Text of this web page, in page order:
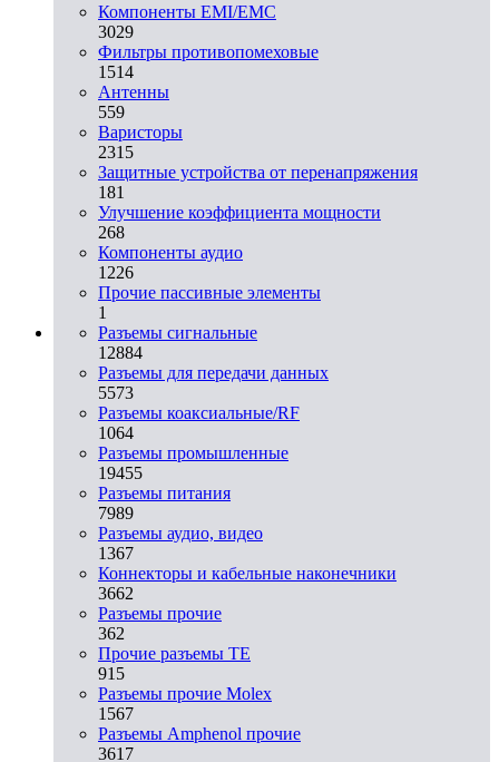
Компоненты EMI/EMC
3029
Фильтры противопомеховые
1514
Антенны
559
Варисторы
2315
Защитные устройства от перенапряжения
181
Улучшение коэффициента мощности
268
Компоненты аудио
1226
Прочие пассивные элементы
1
Разъeмы сигнальные
12884
Разъeмы для передачи данных
5573
Разъeмы коаксиальные/RF
1064
Разъeмы промышленные
19455
Разъeмы питания
7989
Разъeмы аудио, видео
1367
Коннекторы и кабельные наконечники
3662
Разъeмы прочие
362
Прочие разъемы TE
915
Разъемы прочие Molex
1567
Разъемы Amphenol прочие
3617